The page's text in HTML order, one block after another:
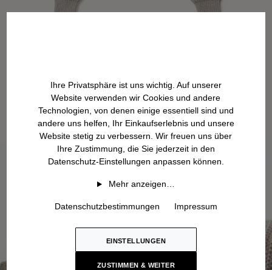
Ihre Privatsphäre ist uns wichtig. Auf unserer
Website verwenden wir Cookies und andere
Technologien, von denen einige essentiell sind und
andere uns helfen, Ihr Einkaufserlebnis und unsere
Website stetig zu verbessern. Wir freuen uns über
Ihre Zustimmung, die Sie jederzeit in den
Datenschutz-Einstellungen anpassen können.
Mehr anzeigen…
Datenschutzbestimmungen Impressum
EINSTELLUNGEN
ZUSTIMMEN & WEITER